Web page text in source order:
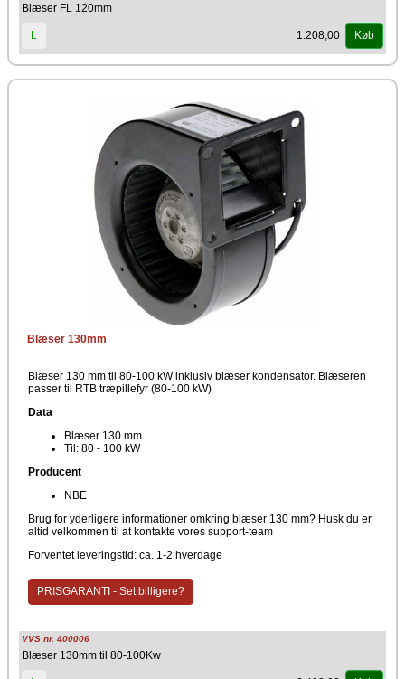
Blæser FL 120mm
L 1.208,00 Køb
Blæser 130mm
Blæser 130 mm til 80-100 kW inklusiv blæser kondensator. Blæseren
passer til RTB træpillefyr (80-100 kW)
Data
Blæser 130 mm
Til: 80 - 100 kW
Producent
NBE
Brug for yderligere informationer omkring blæser 130 mm? Husk du er
altid velkommen til at kontakte vores support-team
Forventet leveringstid: ca. 1-2 hverdage
PRISGARANTI - Set billigere?
VVS nr. 400006
Blæser 130mm til 80-100Kw